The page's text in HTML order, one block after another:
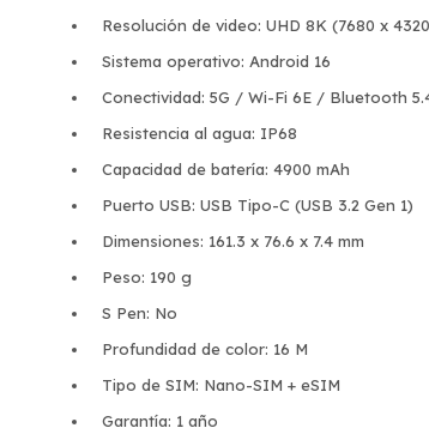
Resolución de video: UHD 8K (7680 x
Sistema operativo: Android 16
Conectividad: 5G / Wi-Fi 6E / Bluetooth
Resistencia al agua: IP68
Capacidad de batería: 4900 mAh
Puerto USB: USB Tipo-C (USB 3.2 Gen 1)
Dimensiones: 161.3 x 76.6 x 7.4 mm
Peso: 190 g
S Pen: No
Profundidad de color: 16 M
Tipo de SIM: Nano-SIM + eSIM
Garantía: 1 año